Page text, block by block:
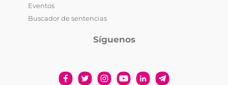
Eventos
Buscador de sentencias
Síguenos